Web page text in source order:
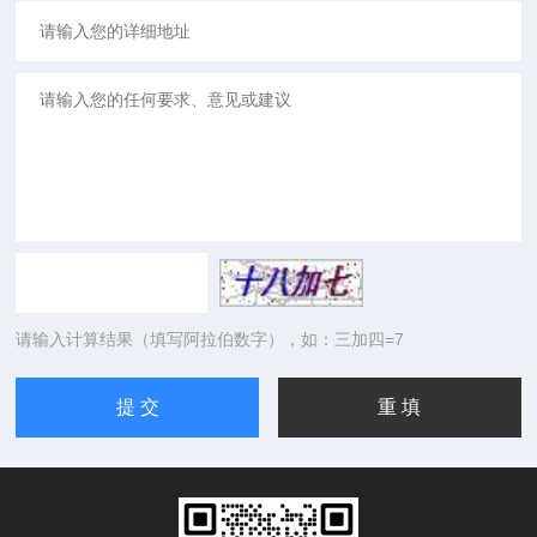
请输入计算结果（填写阿拉伯数字），如：三加四=7